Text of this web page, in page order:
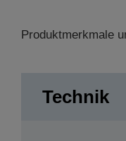
Produktmerkmale
Technik